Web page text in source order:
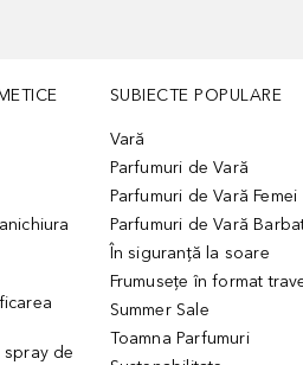
spray de
SUBIECTE POPULARE
Vară
Parfumuri de Vară
Parfumuri de Vară Femei
Parfumuri de Vară
În siguranță la soare
Frumusețe în format
Summer Sale
Toamna Parfumuri